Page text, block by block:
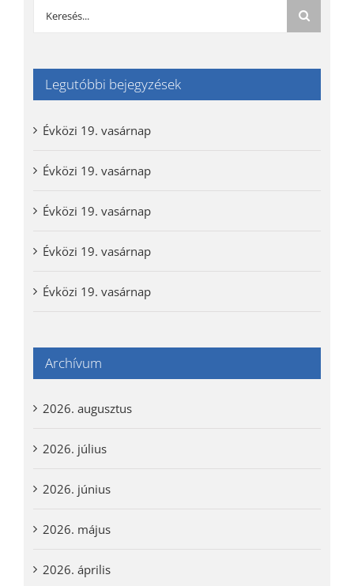
Keresés...
Legutóbbi bejegyzések
Évközi 19. vasárnap
Évközi 19. vasárnap
Évközi 19. vasárnap
Évközi 19. vasárnap
Évközi 19. vasárnap
Archívum
2026. augusztus
2026. július
2026. június
2026. május
2026. április